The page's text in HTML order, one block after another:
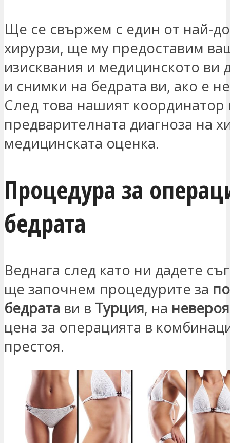
Ще се свържем с един от най-
хирурзи, ще му предоставим
изисквания и медицинското ви
и снимки на бедрата ви, ако е
След това нашият
предварителната диагноза на
медицинската оценка.
Процедура за
бедрата
Веднага след като ни дадете
ще започнем процедурите за
бедрата ви в Турция, на
цена за операцията в
престоя.